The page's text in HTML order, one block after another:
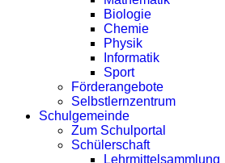
Biologie
Chemie
Physik
Informatik
Sport
Förderangebote
Selbstlernzentrum
Schulgemeinde
Zum Schulportal
Schülerschaft
Lehrmittelsammlung